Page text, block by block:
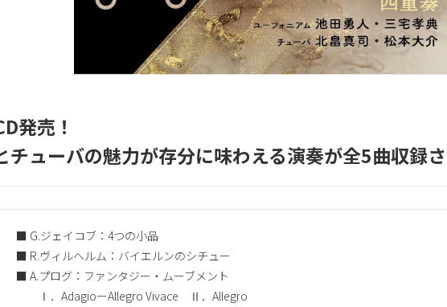
発売！
チューバの魅力が存分に味わえる演奏が全5曲収録
■ G.ジェイコブ：4つの小品
■ R.ヴィルヘルム：バイエルンのシチュー
■ A.プログ：ファンタジー・ムーブメント
Ⅰ．AdagioーAllegro Vivace Ⅱ．Allegro